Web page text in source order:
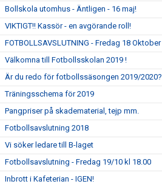
Bollskola utomhus - Äntligen - 16 maj!
VIKTIGT!! Kassör - en avgörande roll!
FOTBOLLSAVSLUTNING - Fredag 18 Oktober
Välkomna till Fotbollsskolan 2019 !
Är du redo för fotbollssäsongen 2019/2020?
Träningsschema för 2019
Pangpriser på skadematerial, tejp mm.
Fotbollsavslutning 2018
Vi söker ledare till B-laget
Fotbollsavslutning - Fredag 19/10 kl 18.00
Inbrott i Kafeterian - IGEN!